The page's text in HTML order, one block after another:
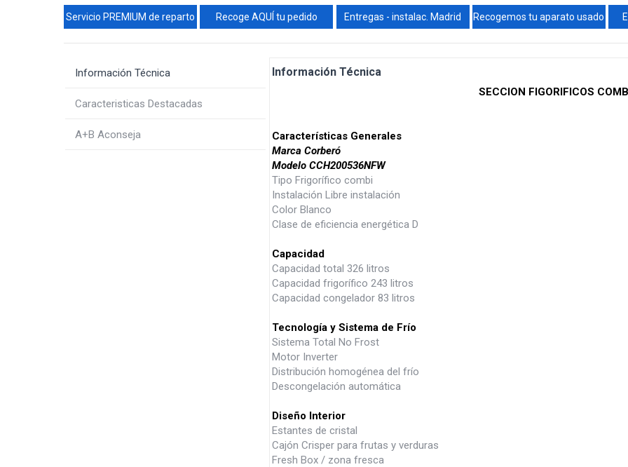
Servicio PREMIUM de reparto Recoge AQUÍ tu pedido Entregas - instalac. Madrid Recogemos tu aparato usado
Información Técnica
Caracteristicas Destacadas
A+B Aconseja
Información Técnica
SECCION FIGORIFICOS
Características Generales
Marca Corberó
Modelo CCH200536NFW
Tipo Frigorífico combi
Instalación Libre instalación
Color Blanco
Clase de eficiencia energética D
Capacidad
Capacidad total 326 litros
Capacidad frigorífico 243 litros
Capacidad congelador 83 litros
Tecnología y Sistema de Frío
Sistema Total No Frost
Motor Inverter
Distribución homogénea del frío
Descongelación automática
Diseño Interior
Estantes de cristal
Cajón Crisper para frutas y verduras
Fresh Box / zona fresca